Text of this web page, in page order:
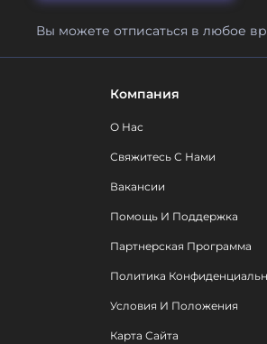
Вы можете отписаться в любое
Компания
О Нас
Свяжитесь С Нами
Вакансии
Помощь И Поддержка
Партнерская Программа
Политика
Условия И Положения
Карта Сайта